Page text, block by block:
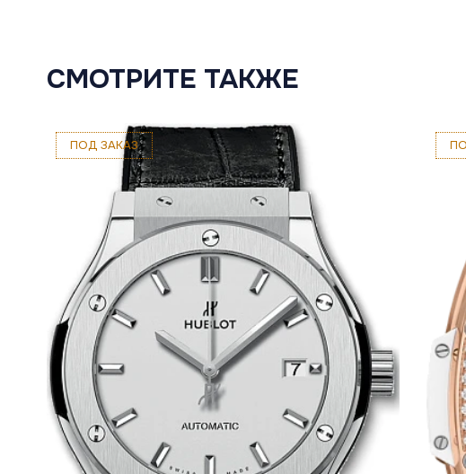
СМОТРИТЕ ТАКЖЕ
ПОД ЗАКАЗ